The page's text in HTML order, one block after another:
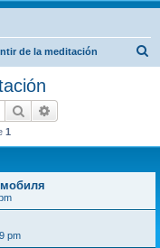
de la meditación
Buscar
1
pm